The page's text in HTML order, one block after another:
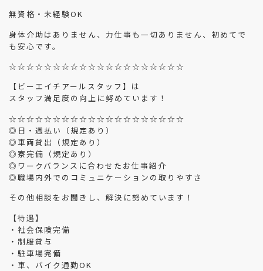
無資格・未経験OK
身体介助はありません、力仕事も一切ありません、初めてで
も安心です。
☆☆☆☆☆☆☆☆☆☆☆☆☆☆☆☆☆☆☆☆
【ビーエイチアールスタッフ】は
スタッフ満足度の向上に努めています！
☆☆☆☆☆☆☆☆☆☆☆☆☆☆☆☆☆☆☆☆
◎日・週払い（規定あり）
◎車両貸出（規定あり）
◎寮完備（規定あり）
◎ワークバランスに合わせたお仕事紹介
◎職場内外でのコミュニケーションの取りやすさ
その他相談をお聞きし、解決に努めています！
【待遇】
・社会保険完備
・制服貸与
・駐車場完備
・車、バイク通勤OK